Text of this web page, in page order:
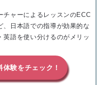
チャーによるレッスンのECC
、日本語での指導が効果的な
語を使い分けるのがメリッ
験をチェック！